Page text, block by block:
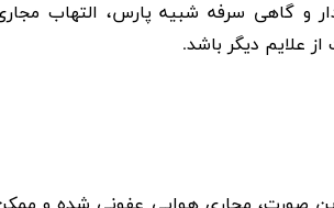
و گاهی سرفه شبیه پارس، التهاب
علایم دیگر باشد.